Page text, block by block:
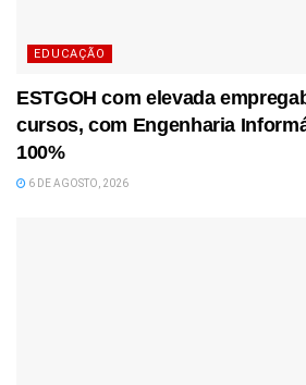
EDUCAÇÃO
ESTGOH com elevada
cursos, com Engenharia
100%
6 DE AGOSTO, 2026